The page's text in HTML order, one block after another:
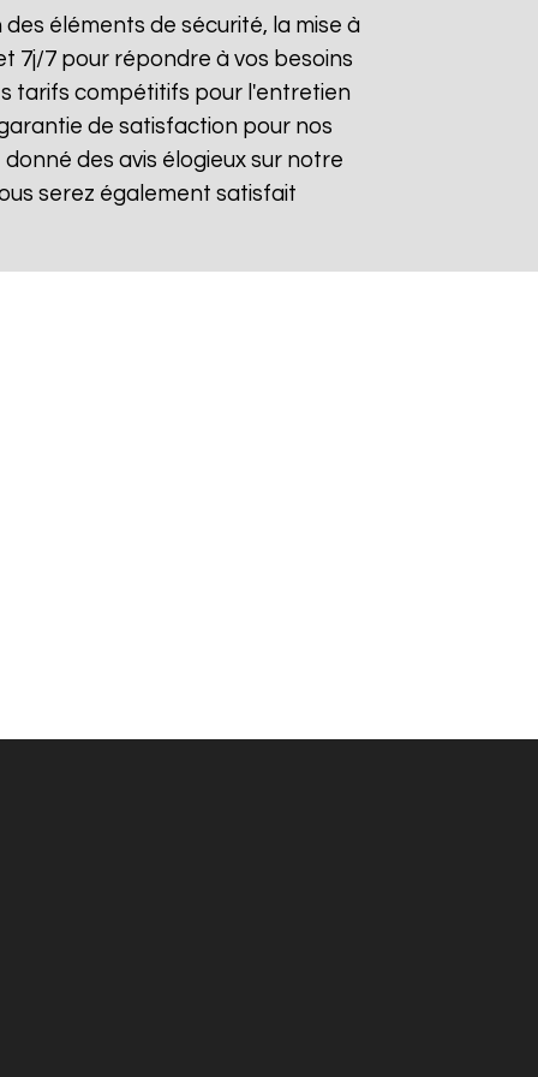
éléments de sécurité, la mise à
7j/7 pour répondre à vos besoins
tarifs compétitifs pour l'entretien
de satisfaction pour nos
des avis élogieux sur notre
serez également satisfait